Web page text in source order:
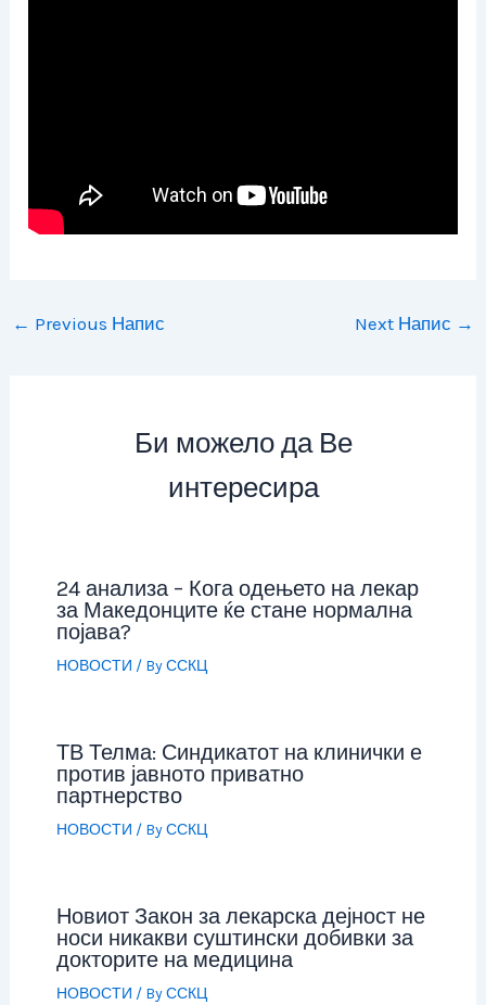
← Previous Напис Next Напис →
Би можело да Ве
интересира
24 анализа – Кога одењето на лекар
за Македонците ќе стане нормална
појава?
НОВОСТИ / ByССКЦ
ТВ Телма: Синдикатот на клинички е
против јавното приватно
партнерство
НОВОСТИ / ByССКЦ
Новиот Закон за лекарска дејност не
носи никакви суштински добивки за
докторите на медицина
НОВОСТИ / ByССКЦ